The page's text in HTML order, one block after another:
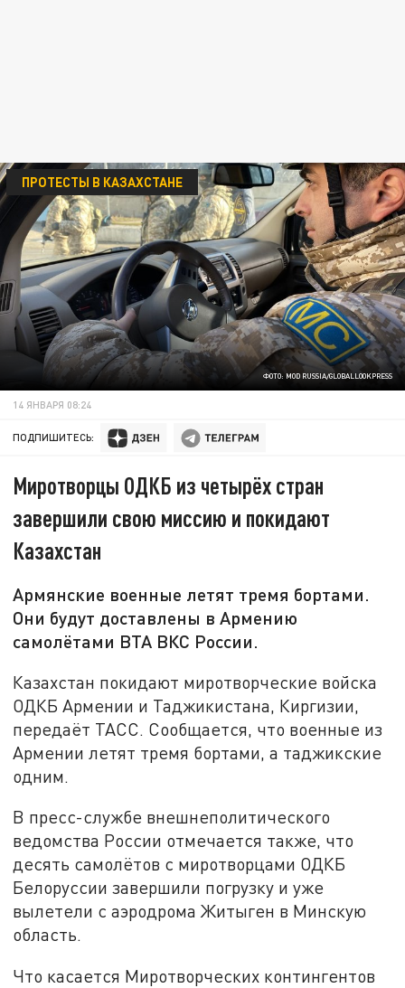
ФОТО: MOD RUSSIA/GLOBALLOOKPRESS
ПРОТЕСТЫ В КАЗАХСТАНЕ
14 ЯНВАРЯ 08:24
ПОДПИШИТЕСЬ:
Миротворцы ОДКБ из четырёх стран
завершили свою миссию и покидают
Казахстан
Армянские военные летят тремя бортами.
Они будут доставлены в Армению
самолётами ВТА ВКС России.
Казахстан покидают миротворческие войска
ОДКБ Армении и Таджикистана, Киргизии,
передаёт ТАСС. Сообщается, что военные из
Армении летят тремя бортами, а таджикские
одним.
В пресс-службе внешнеполитического
ведомства России отмечается также, что
десять самолётов с миротворцами ОДКБ
Белоруссии завершили погрузку и уже
вылетели с аэродрома Житыген в Минскую
область.
Что касается Миротворческих контингентов